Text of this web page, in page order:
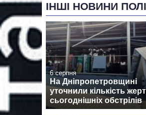
ІНШІ НОВИНИ
6 серпня
На Дніпропетровщині
уточнили кількість
сьогоднішніх обстрілів